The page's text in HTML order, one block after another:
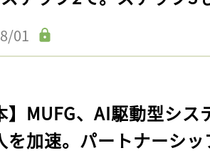
01
】MUFG、AI駆動型シ
を加速。パートナーシ